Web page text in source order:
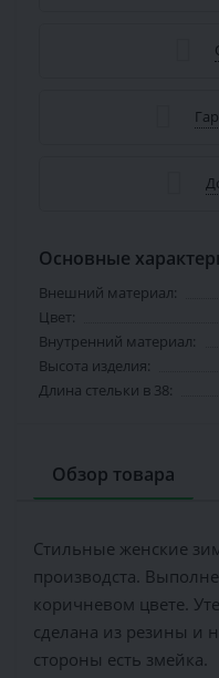
Основные
Внешний материал:
Цвет:
Внутренний материал:
Высота изделия:
Длина стельки в 38:
Обзор товара
Стильные женские
производста.
коричневом цвете.
сделана из резины и
стороны есть змейка.